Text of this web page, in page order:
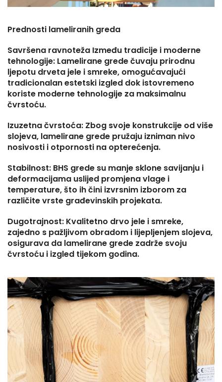
Prednosti lameliranih greda
Savršena ravnoteža Između tradicije i moderne
tehnologije: Lamelirane grede čuvaju prirodnu
ljepotu drveta jele i smreke, omogućavajući
tradicionalan estetski izgled dok istovremeno
koriste moderne tehnologije za maksimalnu
čvrstoću.
Izuzetna čvrstoća: Zbog svoje konstrukcije od više
slojeva, lamelirane grede pružaju izniman nivo
nosivosti i otpornosti na opterećenja.
Stabilnost: BHS grede su manje sklone savijanju i
deformacijama uslijed promjena vlage i
temperature, što ih čini izvrsnim izborom za
različite vrste građevinskih projekata.
Dugotrajnost: Kvalitetno drvo jele i smreke,
zajedno s pažljivom obradom i lijepljenjem slojeva,
osigurava da lamelirane grede zadrže svoju
čvrstoću i izgled tijekom godina.